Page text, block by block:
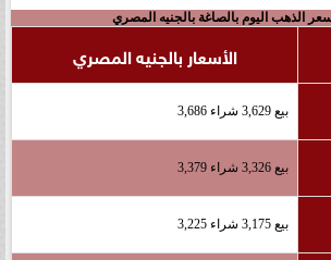
الذهب اليوم بالصاغة بالجنيه المصري
الأسعار بالجنيه المصري
بيع 3,629 شراء 3,686
بيع 3,326 شراء 3,379
بيع 3,175 شراء 3,225